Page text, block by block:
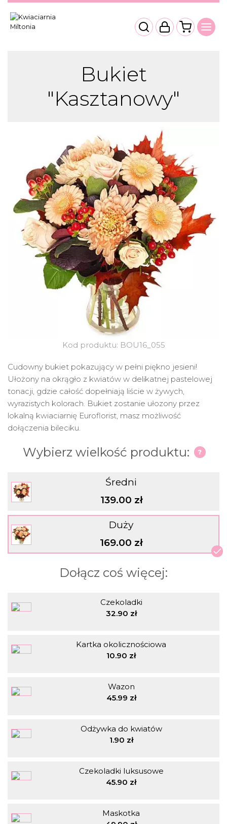
Bukiet
"Kasztanowy"
Kod produktu: BOU16_055
Cudowny bukiet pokazujący w pełni piękno jesieni!
Ułożony na okrągło z kwiatów w delikatnej pastelowej
tonacji, gdzie całość dopełniają liście w żywych,
wyrazistych kolorach. Bukiet zostanie ułozony przez
lokalną kwiaciarnię Euroflorist, masz możliwość
dołączenia bileciku.
Wybierz wielkość produktu:
Średni
139.00 zł
Duży
169.00 zł
Dołącz coś więcej:
Czekoladki
32.90 zł
Kartka okolicznościowa
10.90 zł
Wazon
45.99 zł
Odżywka do kwiatów
1.90 zł
Czekoladki luksusowe
45.90 zł
Maskotka